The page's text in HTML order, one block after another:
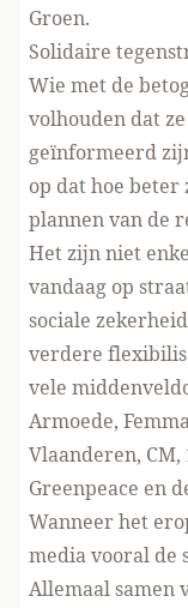
Groen.
Solidaire
Wie met de
volhouden dat
geïnformeerd
op dat hoe
plannen van de
Het zijn niet
vandaag op
sociale
verdere
vele
Armoede,
Vlaanderen,
Greenpeace en
Wanneer het
media vooral de
Allemaal samen